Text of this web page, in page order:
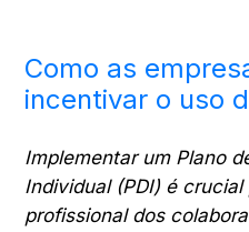
Como as
incentivar o uso
Implementar um Plano
Individual (PDI) é
profissional dos